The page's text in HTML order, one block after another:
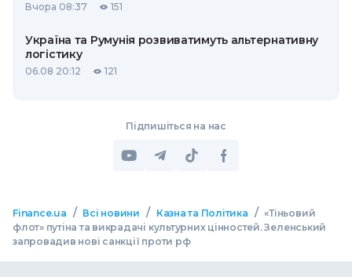
Вчора 08:37 151
Україна та Румунія розвиватимуть альтернативну
логістику
06.08 20:12 121
Підпишіться на нас
Finance.ua / Всі новини / Казна та Політика / «Тіньовий
флот» путіна та викрадачі культурних цінностей. Зеленський
запровадив нові санкції проти рф